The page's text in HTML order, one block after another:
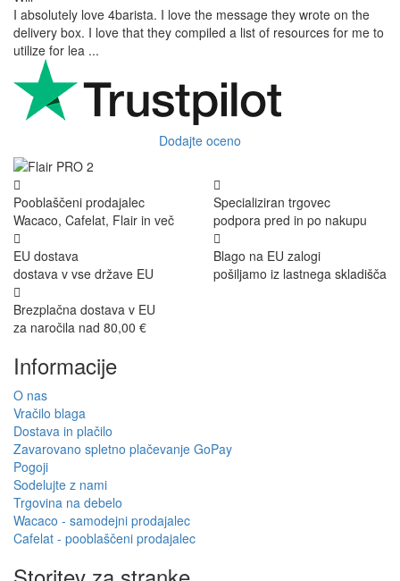
I absolutely love 4barista. I love the message they wrote on the
delivery box. I love that they compiled a list of resources for me to
utilize for lea ...
Dodajte oceno
Pooblaščeni prodajalec
Wacaco, Cafelat, Flair in več
Specializiran trgovec
podpora pred in po nakupu
EU dostava
dostava v vse države EU
Blago na EU zalogi
pošiljamo iz lastnega skladišča
Brezplačna dostava v EU
za naročila nad 80,00 €
Informacije
O nas
Vračilo blaga
Dostava in plačilo
Zavarovano spletno plačevanje GoPay
Pogoji
Sodelujte z nami
Trgovina na debelo
Wacaco - samodejni prodajalec
Cafelat - pooblaščeni prodajalec